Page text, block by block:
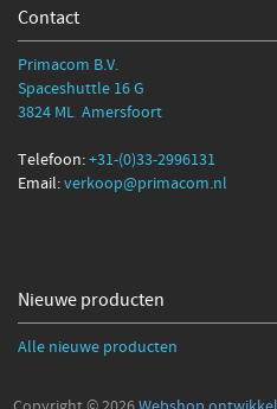
Contact
Primacom B.V.
Spaceshuttle 16 G
3824 ML Amersfoort
Telefoon:+31-(0)33-2996131
Email:verkoop@primacom.nl
Nieuwe producten
Alle nieuwe producten